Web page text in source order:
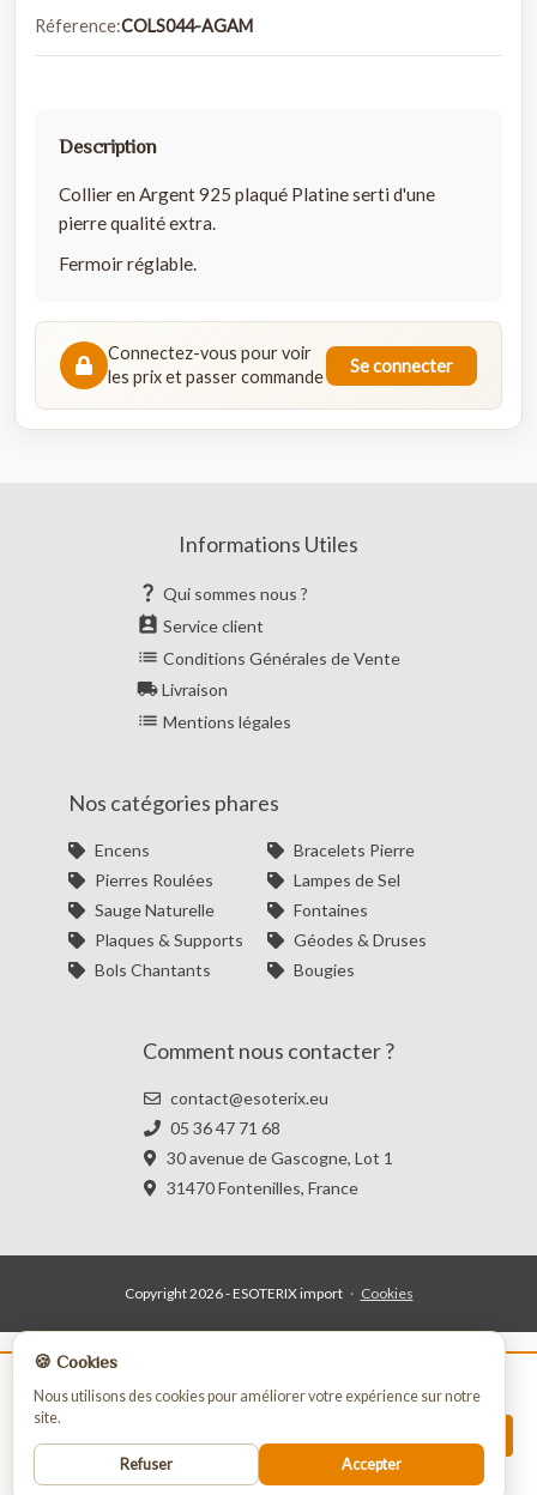
Réference:COLS044-AGAM
Description
Collier en Argent 925 plaqué Platine serti d'une
pierre qualité extra.
Fermoir réglable.
Connectez-vous pour voir
les prix et passer commande
Se connecter
Informations Utiles
 Qui sommes nous ?
 Service client
 Conditions Générales de Vente
Livraison
 Mentions légales
Nos catégories phares
Encens
Bracelets Pierre
Pierres Roulées
Lampes de Sel
Sauge Naturelle
Fontaines
Plaques & Supports
Géodes & Druses
Bols Chantants
Bougies
Comment nous contacter ?
contact@esoterix.eu
05 36 47 71 68
30 avenue de Gascogne, Lot 1
31470 Fontenilles, France
Copyright 2026 - ESOTERIX import · Cookies
La vente de nos produits est strictement
réservée aux professionnels.
Pour passer commande vous devez vous
enregistrer ou vous connecter.
🍪 Cookies
Nous utilisons des cookies pour améliorer votre expérience sur notre
site.
Refuser Accepter